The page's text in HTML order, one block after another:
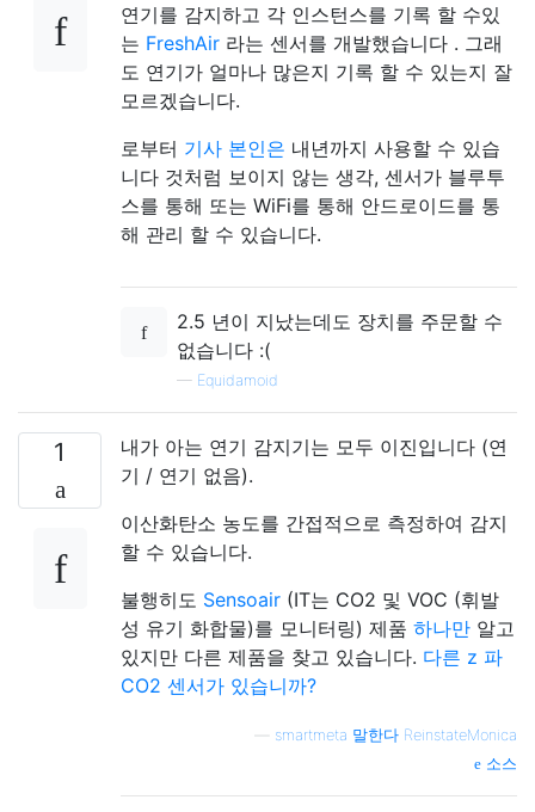
연기를 감지하고 각 인스턴스를 기록 할 수있
는 FreshAir 라는 센서를 개발했습니다 . 그래
도 연기가 얼마나 많은지 기록 할 수 있는지 잘
모르겠습니다.
로부터 기사 본인은 내년까지 사용할 수 있습
니다 것처럼 보이지 않는 생각, 센서가 블루투
스를 통해 또는 WiFi를 통해 안드로이드를 통
해 관리 할 수 있습니다.
2.5 년이 지났는데도 장치를 주문할 수
없습니다 :(
— Equidamoid
1
내가 아는 연기 감지기는 모두 이진입니다 (연
기 / 연기 없음).
이산화탄소 농도를 간접적으로 측정하여 감지
할 수 있습니다.
불행히도 Sensoair (IT는 CO2 및 VOC (휘발
성 유기 화합물)를 모니터링) 제품 하나만 알고
있지만 다른 제품을 찾고 있습니다. 다른 z 파
CO2 센서가 있습니까?
smartmeta 말한다 ReinstateMonica
소스